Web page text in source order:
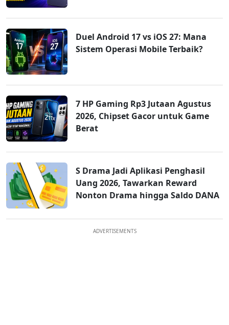
Duel Android 17 vs iOS 27: Mana
Sistem Operasi Mobile Terbaik?
7 HP Gaming Rp3 Jutaan Agustus
2026, Chipset Gacor untuk Game
Berat
S Drama Jadi Aplikasi Penghasil
Uang 2026, Tawarkan Reward
Nonton Drama hingga Saldo DANA
ADVERTISEMENTS